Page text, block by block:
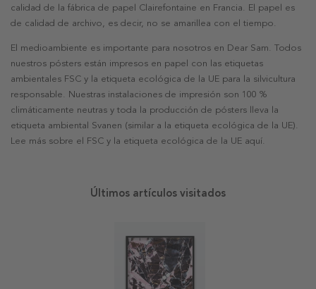
calidad de la fábrica de papel Clairefontaine en Francia. El papel es
de calidad de archivo, es decir, no se amarillea con el tiempo.
El medioambiente es importante para nosotros en Dear Sam. Todos
nuestros pósters están impresos en papel con las etiquetas
ambientales FSC y la etiqueta ecológica de la UE para la silvicultura
responsable. Nuestras instalaciones de impresión son 100 %
climáticamente neutras y toda la producción de pósters lleva la
etiqueta ambiental Svanen (similar a la etiqueta ecológica de la UE).
Lee más sobre el FSC y la etiqueta ecológica de la UE aquí.
Últimos artículos visitados